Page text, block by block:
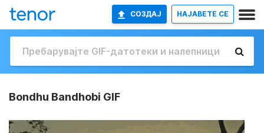
СОЗДАЈ НАЈАВETE СЕ
Bondhu Bandhobi GIF